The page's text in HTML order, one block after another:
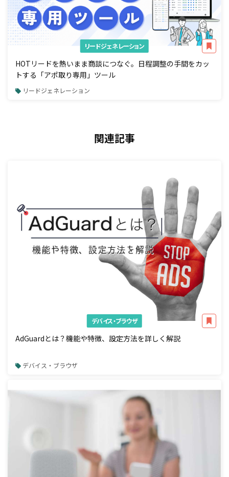
リードジェネレーション
HOTリードを熱いまま商談につなぐ。日程調整の手間をカッ
トする「アポ取り専用」ツール
リードジェネレーション
関連記事
デバイス・ブラウザ
AdGuardとは？機能や特徴、設定方法を詳しく解説
デバイス・ブラウザ